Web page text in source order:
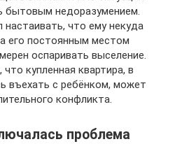
бытовым недоразумением.
что ему некуда
его постоянным местом
оспаривать выселение.
купленная квартира, в
въехать с ребёнком, может
конфликта.
проблема